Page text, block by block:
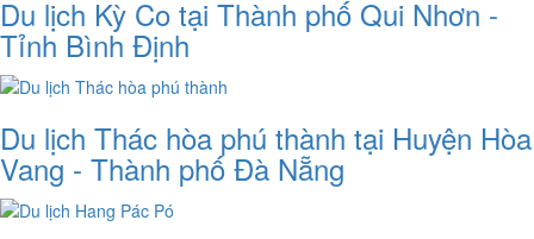
Du lịch Kỳ Co tại Thành phố Qui Nhơn -
Tỉnh Bình Định
Du lịch Thác hòa phú thành tại Huyện Hòa
Vang - Thành phố Đà Nẵng